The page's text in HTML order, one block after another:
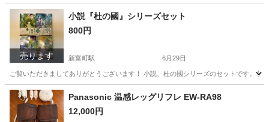
東京 中央区 その他 ローラー
売ります
小説『杜の國』シリーズセット
800円
新富町駅 6月29日
ご覧いただきましてありがとうございます！ 小説、杜の國シリーズのセットです。
東京 中央区 文芸 小説
Panasonic 温感レッグリフレ EW-RA98
12,000円